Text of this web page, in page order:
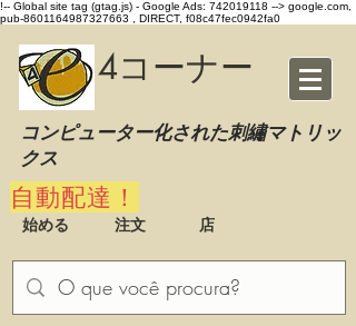
!-- Global site tag (gtag.js) - Google Ads: 742019118 --> google.com,
pub-8601164987327663 , DIRECT, f08c47fec0942fa0
4コーナー
コンピューター化された刺繡マトリッ
クス
自動配達！
始める 注文 店